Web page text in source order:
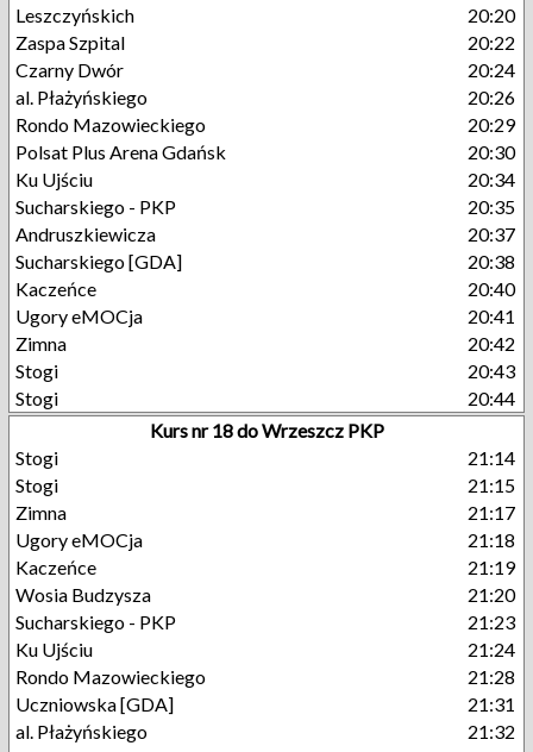
Leszczyńskich
20:20
Zaspa Szpital
20:22
Czarny Dwór
20:24
al. Płażyńskiego
20:26
Rondo Mazowieckiego
20:29
Polsat Plus Arena Gdańsk
20:30
Ku Ujściu
20:34
Sucharskiego - PKP
20:35
Andruszkiewicza
20:37
Sucharskiego [GDA]
20:38
Kaczeńce
20:40
Ugory eMOCja
20:41
Zimna
20:42
Stogi
20:43
Stogi
20:44
Kurs nr 18 do Wrzeszcz PKP
Stogi
21:14
Stogi
21:15
Zimna
21:17
Ugory eMOCja
21:18
Kaczeńce
21:19
Wosia Budzysza
21:20
Sucharskiego - PKP
21:23
Ku Ujściu
21:24
Rondo Mazowieckiego
21:28
Uczniowska [GDA]
21:31
al. Płażyńskiego
21:32